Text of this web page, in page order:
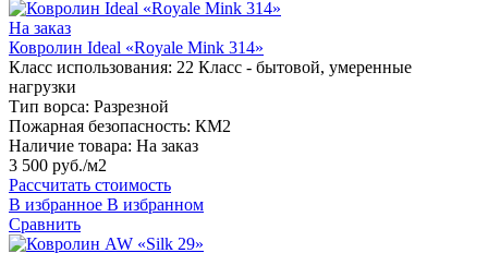
На заказ
Ковролин Ideal «Royale Mink 314»
Класс использования: 22 Класс - бытовой, умеренные
нагрузки
Тип ворса: Разрезной
Пожарная безопасность: КМ2
Наличие товара: На заказ
3 500 руб./м2
Рассчитать стоимость
В избранное В избранном
Сравнить